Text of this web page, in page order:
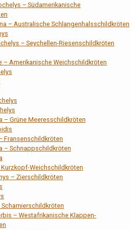
– Südamerikanische
– Australische Schlangenhalsschildkröten
– Seychellen-Riesenschildkröten
– Amerikanische Weichschildkröten
– Grüne Meeresschildkröten
Fransenschildkröten
– Schnappschildkröten
Weichschildkröten
– Zierschildkröten
– Westafrikanische Klappen-